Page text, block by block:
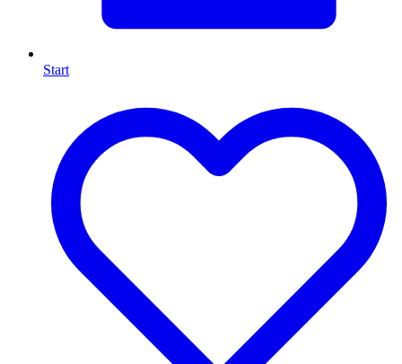
Start